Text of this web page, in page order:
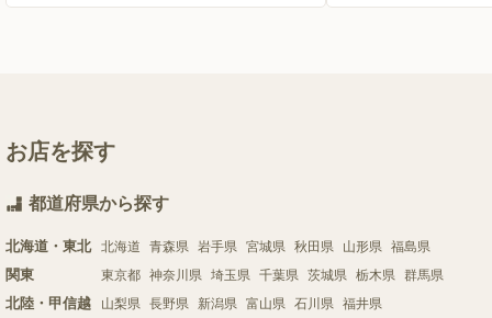
お店を探す
都道府県から探す
北海道・東北 北海道 青森県 岩手県 宮城県 秋田県 山形県 福島県
関東 東京都 神奈川県 埼玉県 千葉県 茨城県 栃木県 群馬県
北陸・甲信越 山梨県 長野県 新潟県 富山県 石川県 福井県